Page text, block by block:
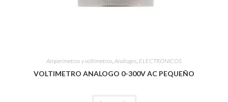
Amperímetros y voltímetros Análogos ELECTRÓNICOS
VOLTIMETRO ANALOGO 0-300V AC PEQUEÑO